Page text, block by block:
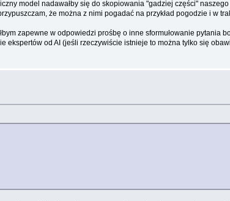
model nadawałby się do skopiowania "gadziej części"
że można z nimi pogadać na przykład pogodzie i w
zapewne w odpowiedzi prośbę o inne sformułowanie pytania
ekspertów od AI (jeśli rzeczywiście istnieje to można tylko się